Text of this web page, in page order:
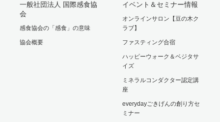
一般社団法人 国際感食協
会
感食協会の「感食」の意味
協会概要
イベント＆セミナー情報
オンラインサロン【豆の木ク
ラブ】
ファスティング合宿
ハッピーウォーク＆ベジタサ
イズ
ミネラルコンダクター認定講
座
everydayごきげんの創り方セ
ミナー